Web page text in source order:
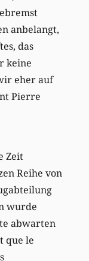
anbelangt,
das
keine
eher auf
Pierre
Zeit
Reihe von
wurde
abwarten
que le